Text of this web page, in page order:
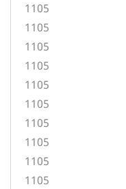
1105
1105
1105
1105
1105
1105
1105
1105
1105
1105